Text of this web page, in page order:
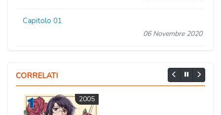
Capitolo 01
06 Novembre 2020
CORRELATI
2005